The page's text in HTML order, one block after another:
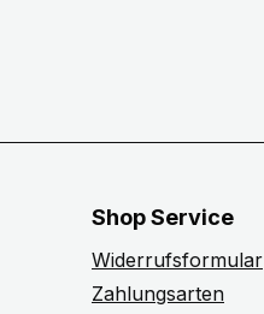
Shop Service
Widerrufsformular
Zahlungsarten